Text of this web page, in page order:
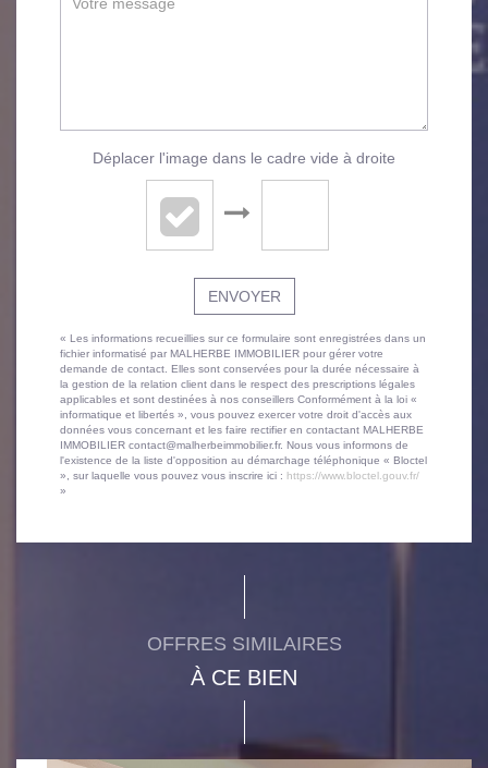
Déplacer l'image dans le cadre vide à droite
ENVOYER
« Les informations recueillies sur ce formulaire sont enregistrées dans un
fichier informatisé par MALHERBE IMMOBILIER pour gérer votre
demande de contact. Elles sont conservées pour la durée nécessaire à
la gestion de la relation client dans le respect des prescriptions légales
applicables et sont destinées à nos conseillers Conformément à la loi «
informatique et libertés », vous pouvez exercer votre droit d'accès aux
données vous concernant et les faire rectifier en contactant MALHERBE
IMMOBILIER contact@malherbeimmobilier.fr. Nous vous informons de
l'existence de la liste d'opposition au démarchage téléphonique « Bloctel
», sur laquelle vous pouvez vous inscrire ici : https://www.bloctel.gouv.fr/
»
OFFRES SIMILAIRES
À CE BIEN